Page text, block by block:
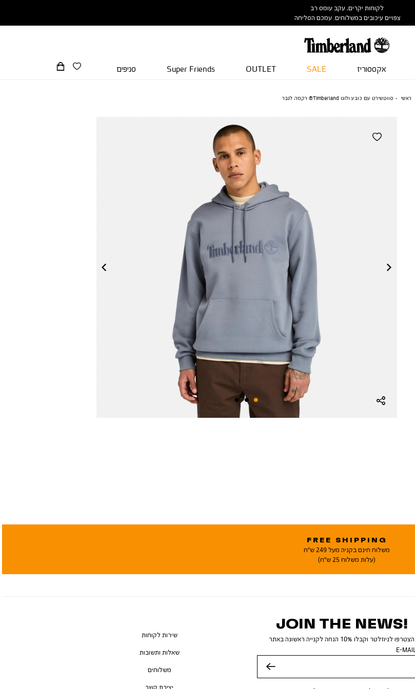
לקוחות יקרים, עקב עומס רב
צפויים עיכובים במשלוחים. עמכם הסליחה
אקססוריז SALE
OUTLET
Super Friends סניפים
ראשי סווטשירט עם כובע ולוגו Timberland® רקמה לגבר
FREE SHIPPING
משלוח חינם בקניה מעל 249 ש"ח
(עלות משלוח 25 ש"ח)
JOIN THE NEWS!
הצטרפו לניוזלטר וקבלו 10% הנחה לקנייה ראשונה באתר
E-MAIL
שירות לקוחות
שאלות ותשובות
משלוחים
יצירת קשר